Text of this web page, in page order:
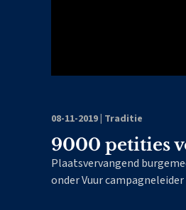
08-11-2019 Traditie
9000 petities
Plaatsvervangend
onder Vuur campagneleider